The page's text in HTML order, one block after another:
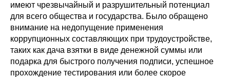
имеют чрезвычайный и разрушительный потенциал
для всего общества и государства. Было обращено
внимание на недопущение применения
коррупционных составляющих при трудоустройстве,
таких как дача взятки в виде денежной суммы или
подарка для быстрого получения подписи, успешное
прохождение тестирования или более скорое